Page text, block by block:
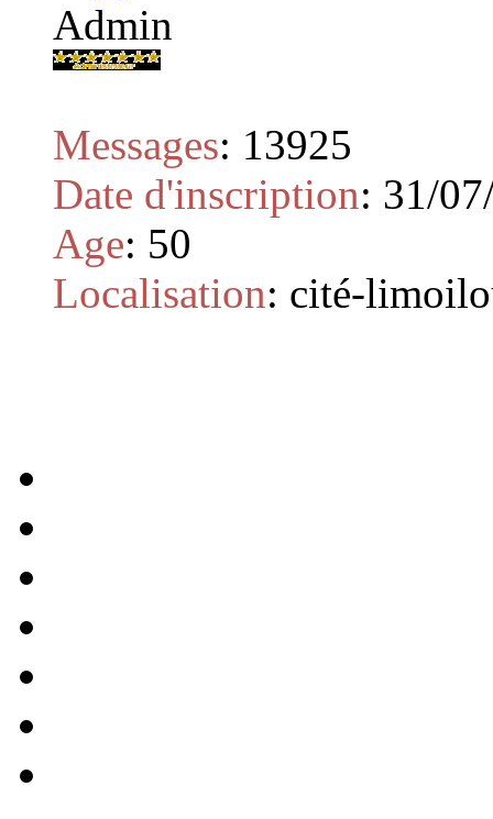
Admin
Messages: 13925
Date d'inscription: 31/
Age: 50
Localisation: cité-